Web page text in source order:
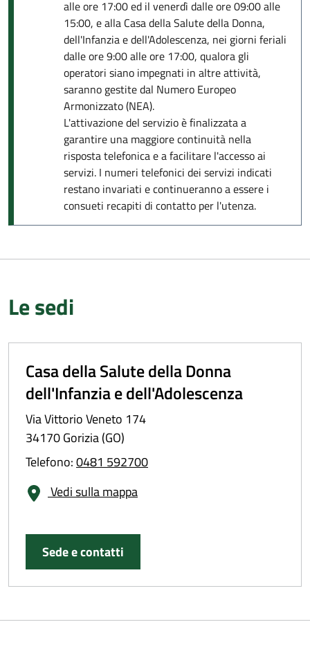
alle ore 17:00 ed il venerdì dalle ore 09:00 alle
15:00, e alla Casa della Salute della Donna,
dell'Infanzia e dell'Adolescenza, nei giorni feriali
dalle ore 9:00 alle ore 17:00, qualora gli
operatori siano impegnati in altre attività,
saranno gestite dal Numero Europeo
Armonizzato (NEA).
L'attivazione del servizio è finalizzata a
garantire una maggiore continuità nella
risposta telefonica e a facilitare l'accesso ai
servizi. I numeri telefonici dei servizi indicati
restano invariati e continueranno a essere i
consueti recapiti di contatto per l'utenza.
Le sedi
Casa della Salute della Donna
dell'Infanzia e dell'Adolescenza
Via Vittorio Veneto 174
34170 Gorizia (GO)
Telefono:0481 592700
Vedi sulla mappa
Sede e contatti